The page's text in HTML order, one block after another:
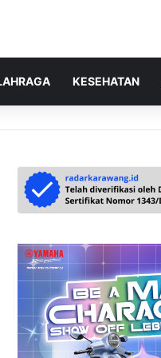
KESEHATAN